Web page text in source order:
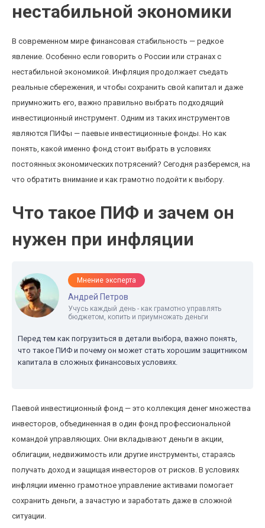
нестабильной экономики
В современном мире финансовая стабильность — редкое
явление. Особенно если говорить о России или странах с
нестабильной экономикой. Инфляция продолжает съедать
реальные сбережения, и чтобы сохранить свой капитал и даже
приумножить его, важно правильно выбрать подходящий
инвестиционный инструмент. Одним из таких инструментов
являются ПИФы — паевые инвестиционные фонды. Но как
понять, какой именно фонд стоит выбрать в условиях
постоянных экономических потрясений? Сегодня разберемся, на
что обратить внимание и как грамотно подойти к выбору.
Что такое ПИФ и зачем он
нужен при инфляции
Мнение эксперта
Андрей Петров
Учусь каждый день - как грамотно управлять
бюджетом, копить и приумножать деньги
Перед тем как погрузиться в детали выбора, важно понять,
что такое ПИФ и почему он может стать хорошим защитником
капитала в сложных финансовых условиях.
Паевой инвестиционный фонд — это коллекция денег множества
инвесторов, объединенная в один фонд профессиональной
командой управляющих. Они вкладывают деньги в акции,
облигации, недвижимость или другие инструменты, стараясь
получать доход и защищая инвесторов от рисков. В условиях
инфляции именно грамотное управление активами помогает
сохранить деньги, а зачастую и заработать даже в сложной
ситуации.